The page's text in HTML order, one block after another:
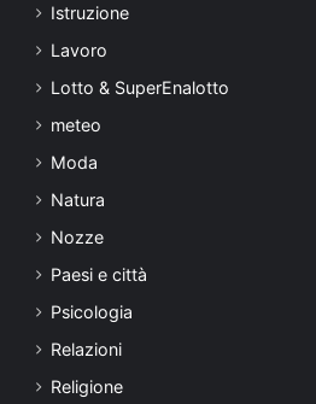
Istruzione
Lavoro
Lotto & SuperEnalotto
meteo
Moda
Natura
Nozze
Paesi e città
Psicologia
Relazioni
Religione